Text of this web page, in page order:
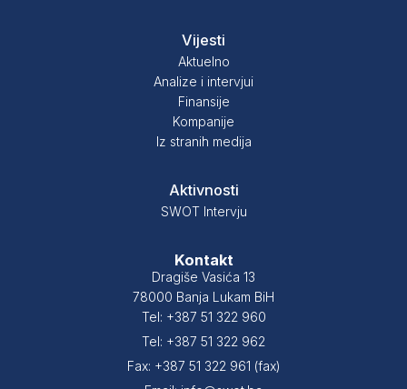
Vijesti
Aktuelno
Analize i intervjui
Finansije
Kompanije
Iz stranih medija
Aktivnosti
SWOT Intervju
Kontakt
Dragiše Vasića 13
78000 Banja Lukam BiH
Tel: +387 51 322 960
Tel: +387 51 322 962
Fax: +387 51 322 961 (fax)